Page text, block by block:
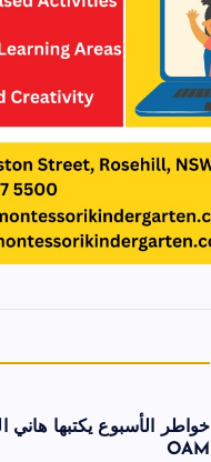
خواطر الأسبوع يكتبها هاني
OAM